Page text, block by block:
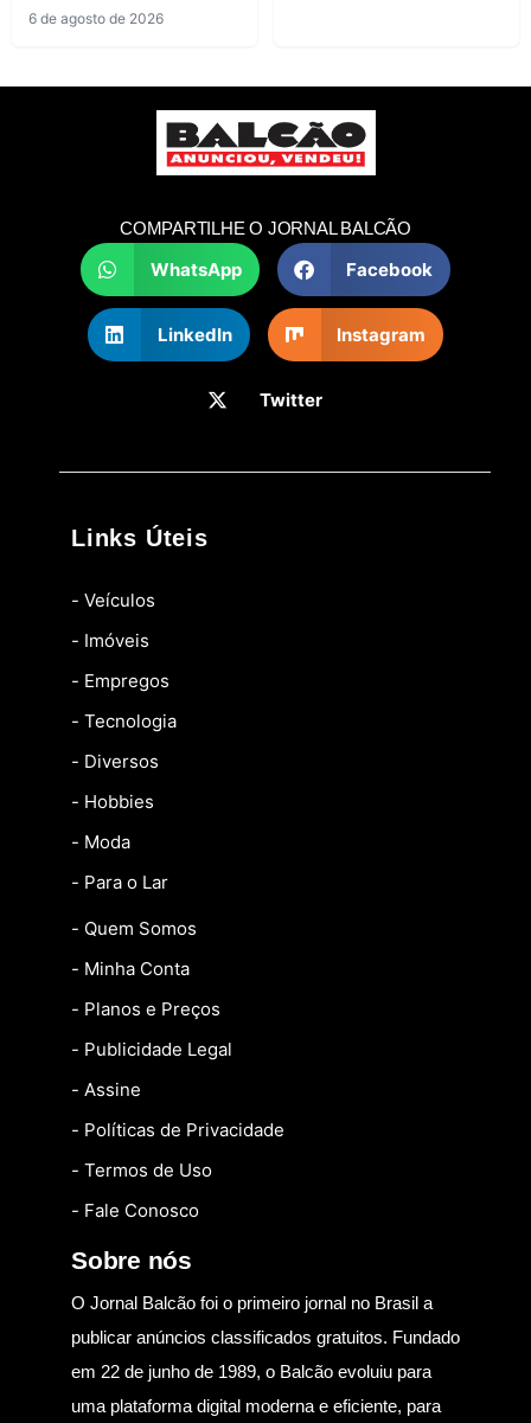
6 de agosto de 2026
COMPARTILHE O JORNAL BALCÃO
WhatsApp Facebook
LinkedIn Instagram
Twitter
Links Úteis
- Veículos
- Imóveis
- Empregos
- Tecnologia
- Diversos
- Hobbies
- Moda
- Para o Lar
- Quem Somos
- Minha Conta
- Planos e Preços
- Publicidade Legal
- Assine
- Políticas de Privacidade
- Termos de Uso
- Fale Conosco
Sobre nós
O Jornal Balcão foi o primeiro jornal no Brasil a
publicar anúncios classificados gratuitos. Fundado
em 22 de junho de 1989, o Balcão evoluiu para
uma plataforma digital moderna e eficiente, para